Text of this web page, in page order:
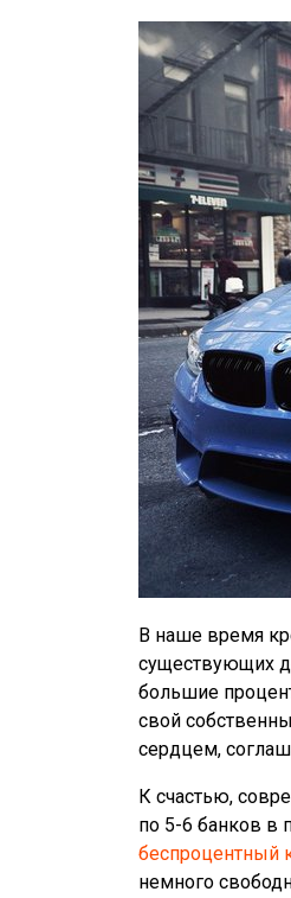
В наше время
существующих
большие
свой
сердцем,
К счастью,
по 5-6 банков в
беспроцентный
немного